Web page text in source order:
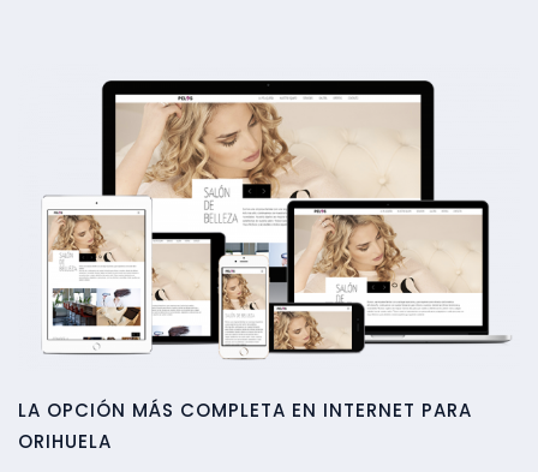
LA OPCIÓN MÁS COMPLETA EN INTERNET PARA
ORIHUELA